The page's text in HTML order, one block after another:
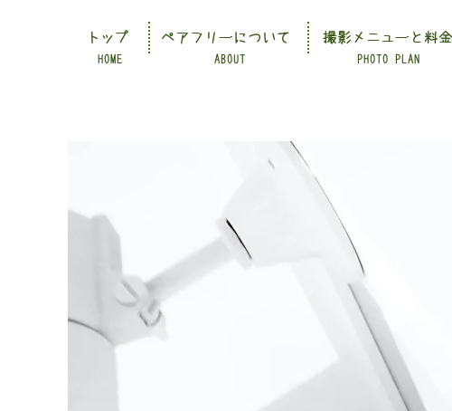
HOME ABOUT PHOTO PLAN
トップ ペアフリーについて 撮影メニューと料金